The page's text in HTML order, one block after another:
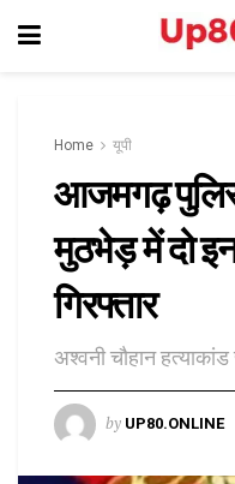
Home यूपी
आजमगढ़ पुलिस
मुठभेड़ में दो
गिरफ्तार
अश्वनी चौहान
by UP80.ONLINE